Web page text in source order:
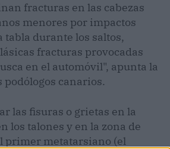
fracturas en las cabezas
menores por impactos
tabla durante los saltos,
fracturas provocadas
en el automóvil", apunta la
canarios.
las fisuras o grietas en la
los talones y en la zona de
primer metatarsiano (el